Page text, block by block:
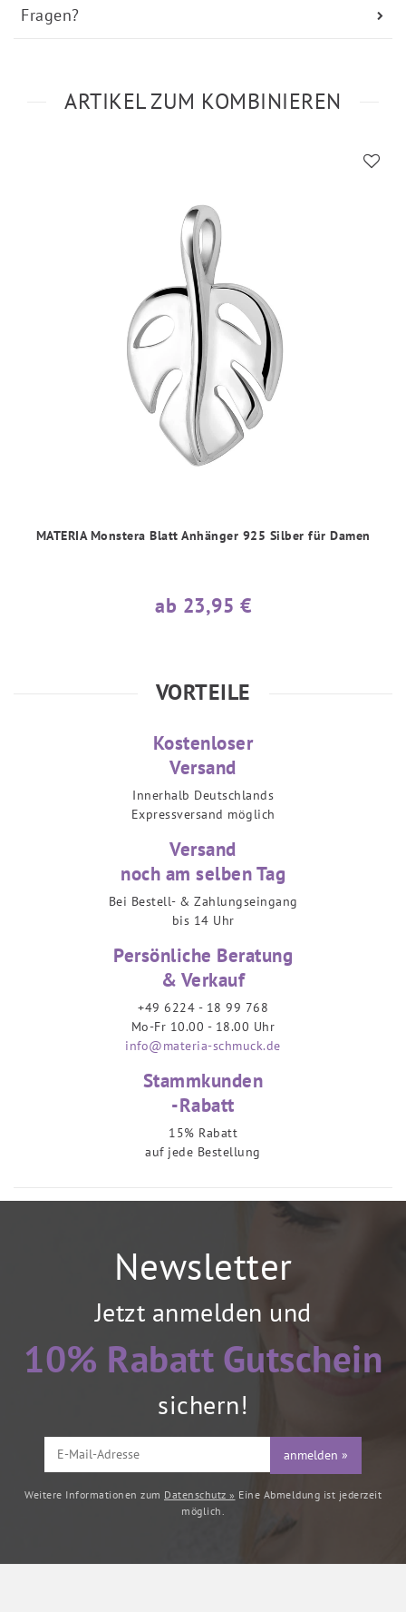
Fragen?
ARTIKEL ZUM KOMBINIEREN
MATERIA Monstera Blatt Anhänger 925 Silber für Damen
ab 23,95 €
VORTEILE
Kostenloser
Versand
Innerhalb Deutschlands
Expressversand möglich
Versand
noch am selben Tag
Bei Bestell- & Zahlungseingang
bis 14 Uhr
Persönliche Beratung
& Verkauf
+49 6224 - 18 99 768
Mo-Fr 10.00 - 18.00 Uhr
info@materia-schmuck.de
Stammkunden
-Rabatt
15% Rabatt
auf jede Bestellung
Newsletter
Jetzt anmelden und
10% Rabatt Gutschein
sichern!
anmelden »
Weitere Informationen zum Datenschutz » Eine Abmeldung ist jederzeit
möglich.